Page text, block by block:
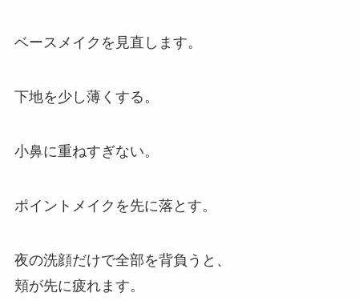
ベースメイクを見直します。
下地を少し薄くする。
小鼻に重ねすぎない。
ポイントメイクを先に落とす。
夜の洗顔だけで全部を背負うと、
頬が先に疲れます。